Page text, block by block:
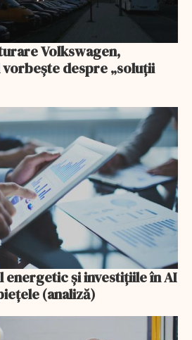
Volkswagen,
vorbește despre „soluții
energetic și investițiile în AI
(analiză)